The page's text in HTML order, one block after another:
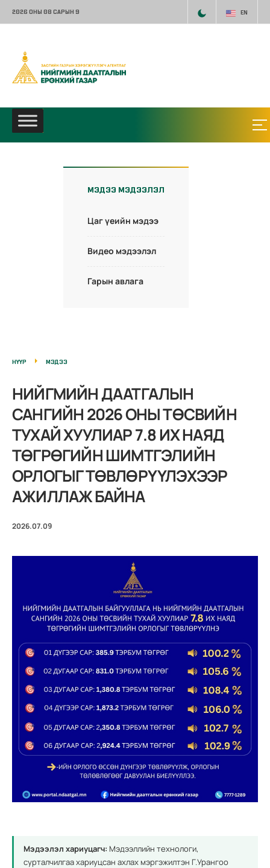
2026 ОНЫ 08 САРЫН 9 EN
МЭДЭЭ МЭДЭЭЛЭЛ
Цаг үеийн мэдээ
Видео мэдээлэл
Гарын авлага
НҮҮР МЭДЭЭ
НИЙГМИЙН ДААТГАЛЫН
САНГИЙН 2026 ОНЫ ТӨСВИЙН
ТУХАЙ ХУУЛИАР 7.8 ИХ НАЯД
ТӨГРӨГИЙН ШИМТГЭЛИЙН
ОРЛОГЫГ ТӨВЛӨРҮҮЛЭХЭЭР
АЖИЛЛАЖ БАЙНА
2026.07.09
Мэдээлэл хариуцагч: Мэдээллийн технологи,
сурталчилгаа хариуцсан ахлах мэргэжилтэн Г.Урангоо